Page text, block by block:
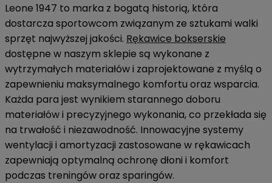
Leone 1947 to marka z bogatą historią, która
dostarcza sportowcom związanym ze sztukami walki
sprzęt najwyższej jakości. Rękawice bokserskie
dostępne w naszym sklepie są wykonane z
wytrzymałych materiałów i zaprojektowane z myślą o
zapewnieniu maksymalnego komfortu oraz wsparcia.
Każda para jest wynikiem starannego doboru
materiałów i precyzyjnego wykonania, co przekłada się
na trwałość i niezawodność. Innowacyjne systemy
wentylacji i amortyzacji zastosowane w rękawicach
zapewniają optymalną ochronę dłoni i komfort
podczas treningów oraz sparingów.